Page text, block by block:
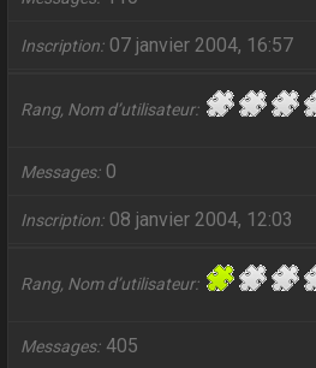
Inscription 07 janvier 2004, 16:57
Rang, Nom d’utilisateur
Messages 0
Inscription 08 janvier 2004, 12:03
Rang, Nom d’utilisateur
Messages 405